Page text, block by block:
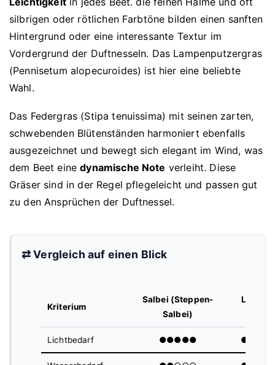
silbrigen oder rötlichen Farbtöne bilden einen sanften
Hintergrund oder eine interessante Textur im
Vordergrund der Duftnesseln. Das Lampenputzergras
(Pennisetum alopecuroides) ist hier eine beliebte
Wahl.
Das Federgras (Stipa tenuissima) mit seinen zarten,
schwebenden Blütenständen harmoniert ebenfalls
ausgezeichnet und bewegt sich elegant im Wind, was
dem Beet einedynamische Note verleiht. Diese
Gräser sind in der Regel pflegeleicht und passen gut
zu den Ansprüchen der Duftnessel.
⇄ Vergleich auf einen Blick
Kriterium
Salbei (Steppen-
Salbei)
Lichtbedarf ●●●●●